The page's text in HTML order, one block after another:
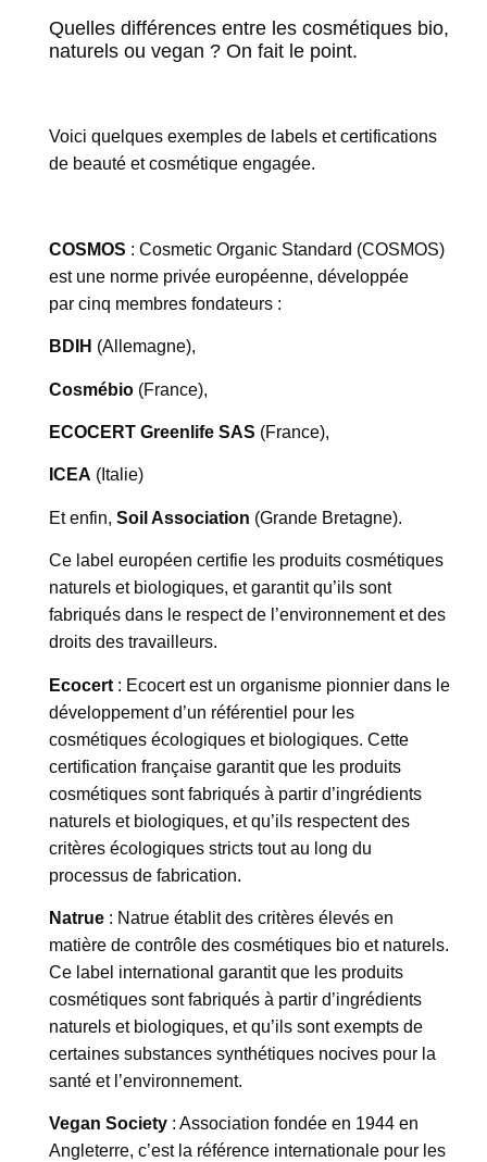
Quelles différences entre les cosmétiques bio,
naturels ou vegan ? On fait le point.
Voici quelques exemples de labels et certifications
de beauté et cosmétique engagée.
COSMOS : Cosmetic Organic Standard (COSMOS)
est une norme privée européenne, développée
par cinq membres fondateurs :
BDIH (Allemagne),
Cosmébio (France),
ECOCERT Greenlife SAS (France),
ICEA (Italie)
Et enfin, Soil Association (Grande Bretagne).
Ce label européen certifie les produits cosmétiques
naturels et biologiques, et garantit qu’ils sont
fabriqués dans le respect de l’environnement et des
droits des travailleurs.
Ecocert : Ecocert est un organisme pionnier dans le
développement d’un référentiel pour les
cosmétiques écologiques et biologiques. Cette
certification française garantit que les produits
cosmétiques sont fabriqués à partir d’ingrédients
naturels et biologiques, et qu’ils respectent des
critères écologiques stricts tout au long du
processus de fabrication.
Natrue : Natrue établit des critères élevés en
matière de contrôle des cosmétiques bio et naturels.
Ce label international garantit que les produits
cosmétiques sont fabriqués à partir d’ingrédients
naturels et biologiques, et qu’ils sont exempts de
certaines substances synthétiques nocives pour la
santé et l’environnement.
Vegan Society : Association fondée en 1944 en
Angleterre, c’est la référence internationale pour les